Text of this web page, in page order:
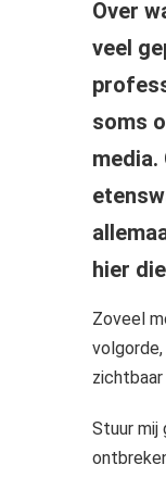
Over
veel
soms
hier
Zoveel
Stuur mij